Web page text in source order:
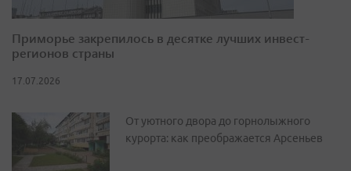
Приморье закрепилось в десятке лучших инвест-
регионов страны
17.07.2026
От уютного двора до горнолыжного
курорта: как преображается Арсеньев